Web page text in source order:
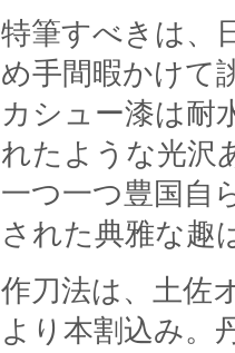
特筆すべきは、
め手間暇かけて
カシュー漆は耐
れたような光沢
一つ一つ豊国自
された典雅な趣
作刀法は、土佐
より本割込み。